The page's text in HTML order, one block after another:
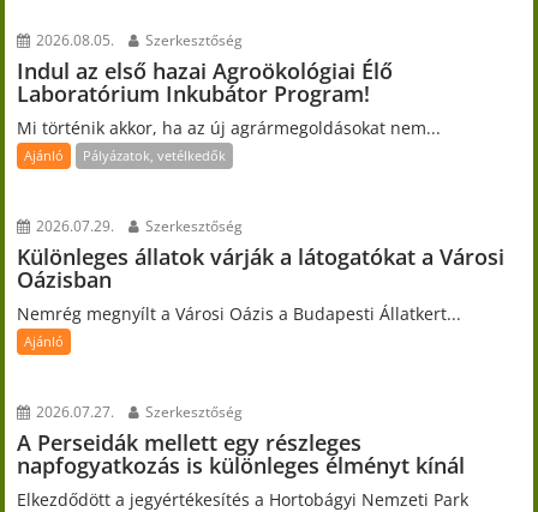
2026.08.05. Szerkesztőség
Indul az első hazai Agroökológiai Élő
Laboratórium Inkubátor Program!
Mi történik akkor, ha az új agrármegoldásokat nem...
Ajánló Pályázatok, vetélkedők
2026.07.29. Szerkesztőség
Különleges állatok várják a látogatókat a Városi
Oázisban
Nemrég megnyílt a Városi Oázis a Budapesti Állatkert...
Ajánló
2026.07.27. Szerkesztőség
A Perseidák mellett egy részleges
napfogyatkozás is különleges élményt kínál
Elkezdődött a jegyértékesítés a Hortobágyi Nemzeti Park